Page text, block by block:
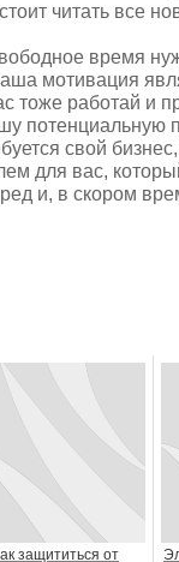
читать все
время
мотивация
тоже работай и
потенциальную
свой
для вас,
и, в скором
защититься от